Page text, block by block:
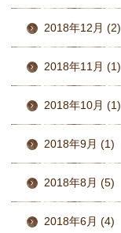
2018年12月 (2)
2018年11月 (1)
2018年10月 (1)
2018年9月 (1)
2018年8月 (5)
2018年6月 (4)